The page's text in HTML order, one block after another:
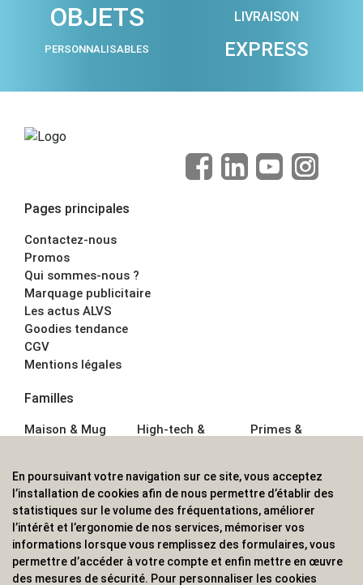
OBJETS
PERSONNALISABLES
LIVRAISON
EXPRESS
Pages principales
Contactez-nous
Promos
Qui sommes-nous ?
Marquage publicitaire
Les actus ALVS
Goodies tendance
CGV
Mentions légales
Familles
Maison & Mug
Écriture
Bagagerie sacs
High-tech &
Sport &
Outdoor
Enfant
Primes &
Boisson
Textile &
Casquette
Accessoires de
ALVS, fournisseur d'objets publicitaires, pour les
En poursuivant votre navigation sur ce site, vous acceptez
l’installation de cookies afin de nous permettre d’établir des
statistiques sur le volume des fréquentations, améliorer
l’intérêt et l’ergonomie de nos services, mémoriser vos
informations lorsque vous remplissez des formulaires, vous
permettre d’accéder à votre compte et enfin mettre en œuvre
des mesures de sécurité. Pour personnaliser les cookies